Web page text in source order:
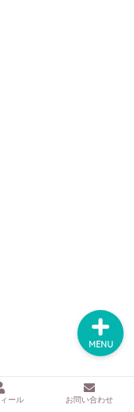
ール お問い合わせ
MENU
豊かに